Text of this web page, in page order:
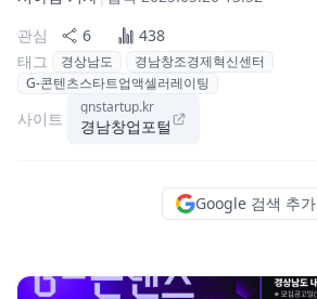
관심
6
438
태그
경상남도
경남창조경제혁신센터
G-콘텐츠스타트업액셀러레이팅
사이트
gnstartup.kr
경남창업포털
Google 검색 추가